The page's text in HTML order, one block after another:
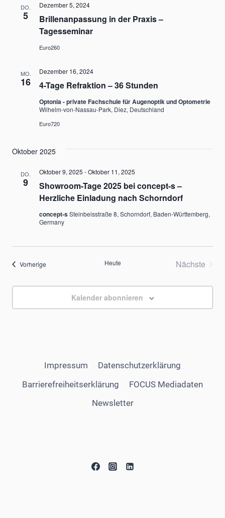
DO.
5
Brillenanpassung in der Praxis –
Tagesseminar
Dezember 5, 2024
Euro260
MO.
16 4-Tage Refraktion – 36 Stunden
Dezember 16, 2024
Optonia - private Fachschule für Augenoptik und Optometrie
Wilhelm-von-Nassau-Park, Diez, Deutschland
Euro720
Oktober 2025
DO.
9
Showroom-Tage 2025 bei concept-s –
Herzliche Einladung nach Schorndorf
Oktober 9, 2025 -Oktober 11, 2025
concept-sSteinbeisstraße 8, Schorndorf, Baden-Württemberg,
Germany
Vorherige Heute
Nächste
Kalender abonnieren
Impressum
Datenschutzerklärung
Barrierefreiheitserklärung
FOCUS Mediadaten
Newsletter